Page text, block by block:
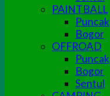
PAINTBALL
Puncak
Bogor
OFFROAD
Puncak
Bogor
Sentul